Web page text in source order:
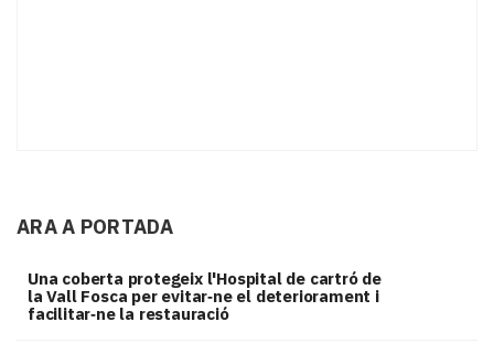
ARA A PORTADA
Una coberta protegeix l'Hospital de cartró de
la Vall Fosca per evitar‑ne el deteriorament i
facilitar‑ne la restauració